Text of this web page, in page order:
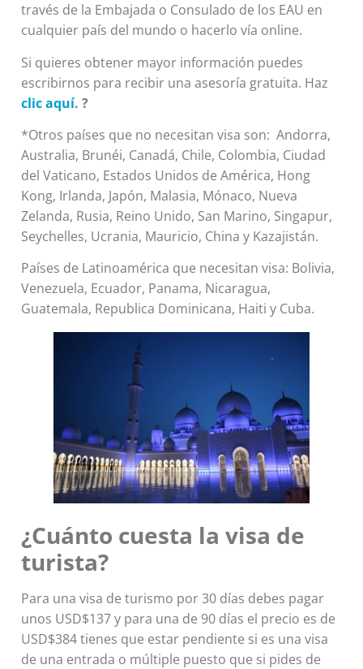
través de la Embajada o Consulado de los EAU en
cualquier país del mundo o hacerlo vía online.
Si quieres obtener mayor información puedes
escribirnos para recibir una asesoría gratuita. Haz
clic aquí. ?
*Otros países que no necesitan visa son: Andorra,
Australia, Brunéi, Canadá, Chile, Colombia, Ciudad
del Vaticano, Estados Unidos de América, Hong
Kong, Irlanda, Japón, Malasia, Mónaco, Nueva
Zelanda, Rusia, Reino Unido, San Marino, Singapur,
Seychelles, Ucrania, Mauricio, China y Kazajistán.
Países de Latinoamérica que necesitan visa: Bolivia,
Venezuela, Ecuador, Panama, Nicaragua,
Guatemala, Republica Dominicana, Haiti y Cuba.
¿Cuánto cuesta la visa de
turista?
Para una visa de turismo por 30 días debes pagar
unos USD$137 y para una de 90 días el precio es de
USD$384 tienes que estar pendiente si es una visa
de una entrada o múltiple puesto que si pides de